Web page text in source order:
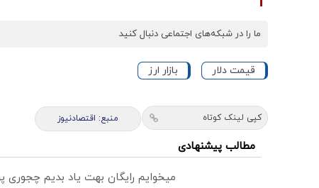
ما را در شبکه‌های اجتماعی دنبال کنید
قیمت دلار بازار ارز
کپی لینک کوتاه منبع: اقتصادنیوز
مطالب پیشنهادی
میخوایم رایگان بهت یاد بدیم چجوری